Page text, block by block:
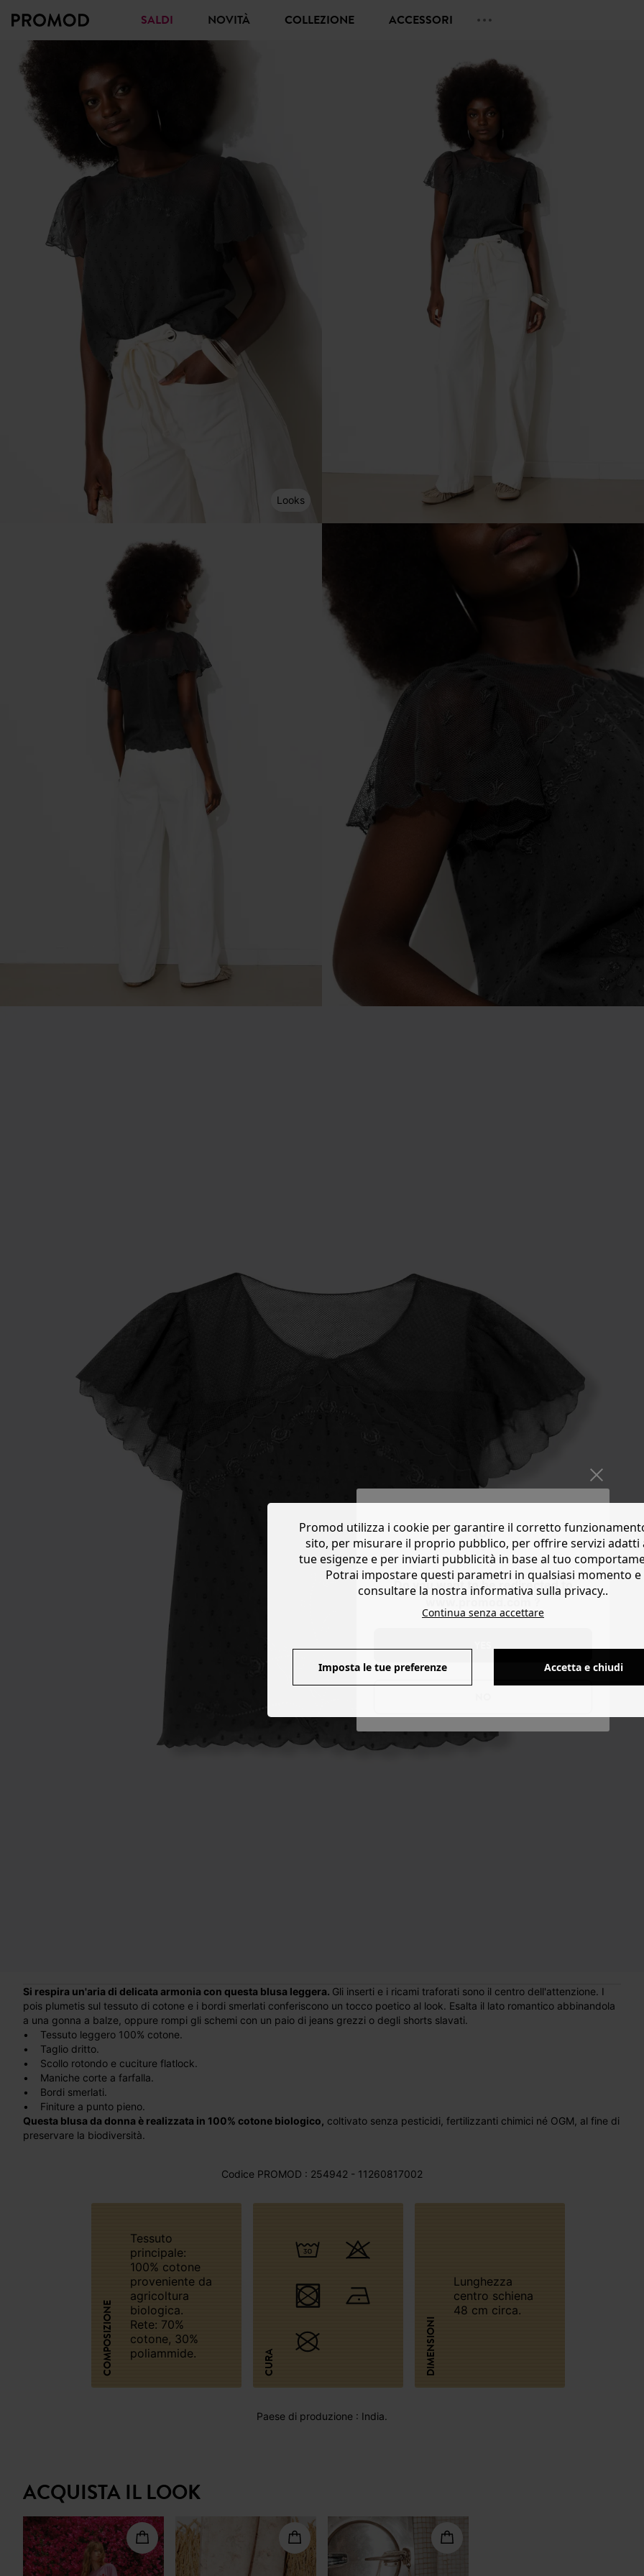
Do you want to be redirected to
SALDI NOVITÀ COLLEZIONE ACCESSORI
Looks
Si respira un'aria di delicata armonia con questa blusa leggera. Gli inserti e i ricami traforati sono il centro dell'attenzione. I
pois plumetis sul tessuto di cotone e i bordi smerlati conferiscono un tocco poetico al look. Esalta il lato romantico abbinandola
a una gonna a balze, oppure rompi gli schemi con un paio di jeans grezzi o degli shorts slavati.
• Tessuto leggero 100% cotone.
• Taglio dritto.
• Scollo rotondo e cuciture flatlock.
• Maniche corte a farfalla.
• Bordi smerlati.
• Finiture a punto pieno.
Questa blusa da donna è realizzata in 100% cotone biologico, coltivato senza pesticidi, fertilizzanti chimici né OGM, al fine di
preservare la biodiversità.
Codice PROMOD : 254942 - 11260817002
COMPOSIZIONE
Tessuto
principale:
100% cotone
proveniente da
agricoltura
biologica.
Rete: 70%
cotone, 30%
poliammide.
CURA DIMENSIONI
Lunghezza
centro schiena
48 cm circa.
Paese di produzione : India.
ACQUISTA IL LOOK
Promod utilizza i cookie per garantire il corretto
sito, per misurare il proprio pubblico, per offrire servizi adatti
tue esigenze e per inviarti pubblicità in base al tuo
Potrai impostare questi parametri in qualsiasi momento e
consultare la nostra informativa sulla privacy..
Continua senza accettare
Imposta le tue preferenze Accetta e chiudi